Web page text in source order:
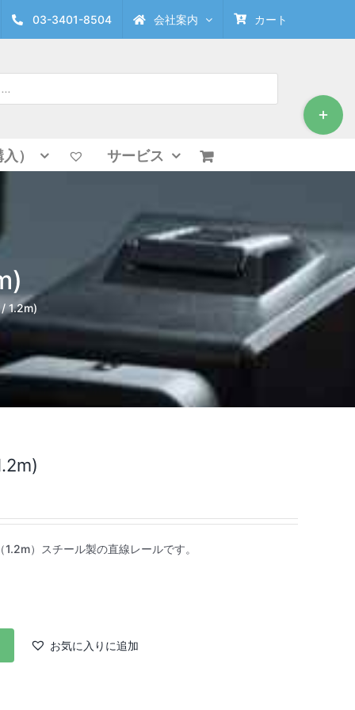
03-3401-8504 会社案内 カート
） サービス
1.2m)
）スチール製の直線レールです。
お気に入りに追加
Toggle
Sliding
Bar